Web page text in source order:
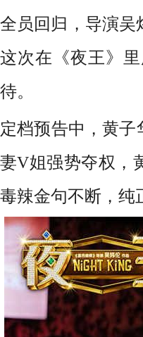
全员回归，导演吴
这次在 《夜王》里
待。
定档预告中，黄
妻V姐强势夺权，
毒辣金句不断，纯